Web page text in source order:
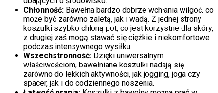
Chłonność: Bawełna bardzo dobrze wchłania wilgoć, co
może być zarówno zaletą, jak i wadą. Z jednej strony
koszulki szybko chłoną pot, co jest korzystne dla skóry,
z drugiej zaś mogą stawać się ciężkie i niekomfortowe
podczas intensywnego wysiłku.
Wszechstronność: Dzięki uniwersalnym
właściwościom, bawełniane koszulki nadają się
zarówno do lekkich aktywności, jak jogging, joga czy
spacer, jak i do codziennego noszenia.